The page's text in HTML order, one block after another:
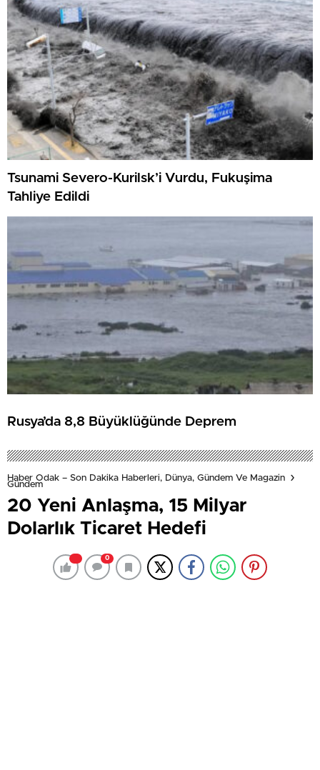
Tsunami Severo-Kurilsk’i Vurdu, Fukuşima
Tahliye Edildi
Rusya’da 8,8 Büyüklüğünde Deprem
Haber Odak – Son Dakika Haberleri, Dünya, Gündem Ve Magazin
Gündem
20 Yeni Anlaşma, 15 Milyar
Dolarlık Ticaret Hedefi
0